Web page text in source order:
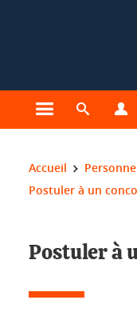
Ouvrir le menu
Ouvrir le
Vous êtes ici :
Accueil
Postuler à un
Postuler à